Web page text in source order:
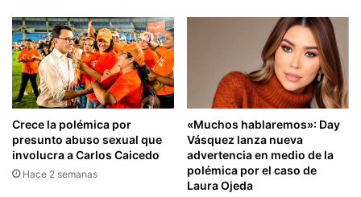
Crece la polémica por
presunto abuso sexual que
involucra a Carlos Caicedo
Hace 2 semanas
«Muchos hablaremos»: Day
Vásquez lanza nueva
advertencia en medio de la
polémica por el caso de
Laura Ojeda